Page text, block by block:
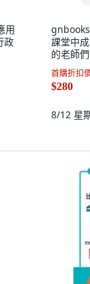
用
政
課堂中
的老師
秘密, 崔
首購折扣
$280
8/12 星